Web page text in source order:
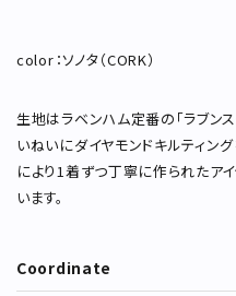
color：ソノタ（CORK）
生地はラベンハム定番の「ラブン
いねいにダイヤモンドキルティン
により1着ずつ丁寧に作られたア
います。
Coordinate